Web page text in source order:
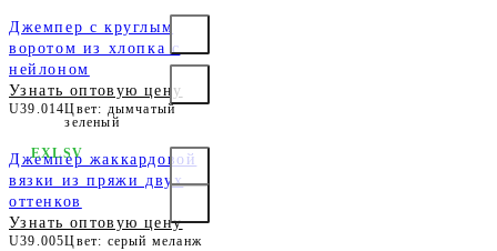
Джемпер с круглым
воротом из хлопка с
нейлоном
Узнать оптовую цену
U39.014Цвет: дымчатый
зеленый
Джемпер жаккардовой
вязки из пряжи двух
оттенков
Узнать оптовую цену
U39.005Цвет: серый меланж
EXLSV